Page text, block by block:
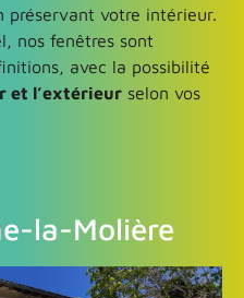
préservant votre intérieur.
nos fenêtres sont
avec la possibilité
et l’extérieur selon vos
la-Molière